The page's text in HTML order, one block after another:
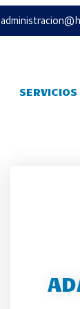
SERVICIOS